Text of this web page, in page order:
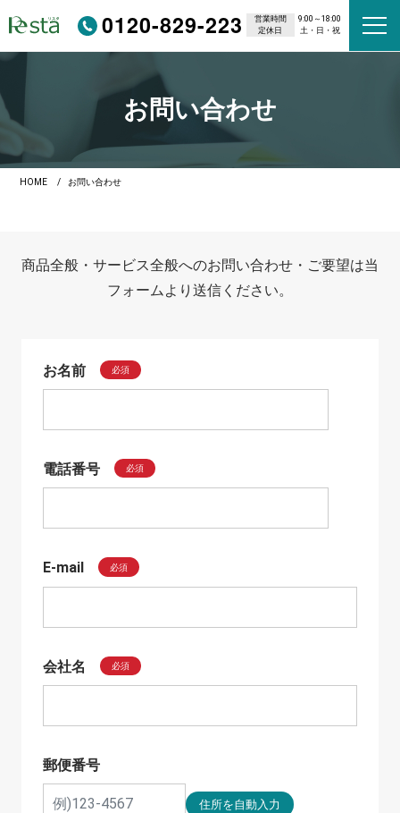
0120-829-223 営業時間
9:00～18:00
定休日
土・日・祝
お問い合わせ
HOME お問い合わせ
商品全般・サービス全般へのお問い合わせ・ご要望は当
フォームより送信ください。
お名前 必須
電話番号 必須
E-mail 必須
会社名 必須
郵便番号